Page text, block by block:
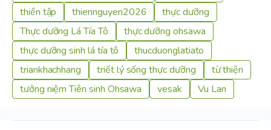
thiền tập
thiennguyen2026
thực dưỡng
Thực dưỡng Lá Tía Tô
thực dưỡng ohsawa
thực dưỡng sinh lá tía tô
thucduonglatiato
triankhachhang
triết lý sống thực dưỡng
từ thiện
tưởng niệm Tiên sinh Ohsawa
vesak Vu Lan